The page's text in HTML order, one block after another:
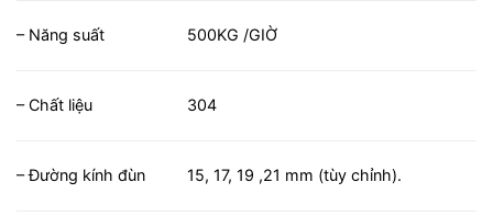
– Năng suất 500KG /GIỜ
– Chất liệu 304
– Đường kính đùn 15, 17, 19 ,21 mm (tùy chỉnh).